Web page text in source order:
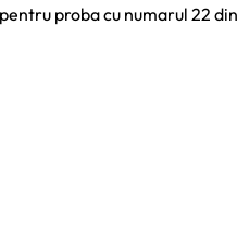
proba cu numarul 22